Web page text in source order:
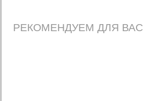
РЕКОМЕНДУЕМ ДЛЯ ВАС